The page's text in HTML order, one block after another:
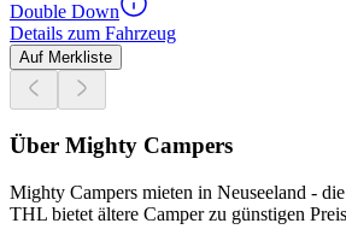
Double Down
Details zum Fahrzeug
Auf Merkliste
Über Mighty Campers
Mighty Campers mieten in Neuseeland -
THL bietet ältere Camper zu günstigen